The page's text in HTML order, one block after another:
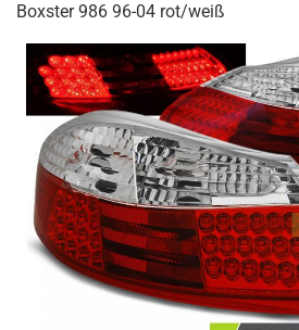
Boxster 986 96-04 rot/weiß